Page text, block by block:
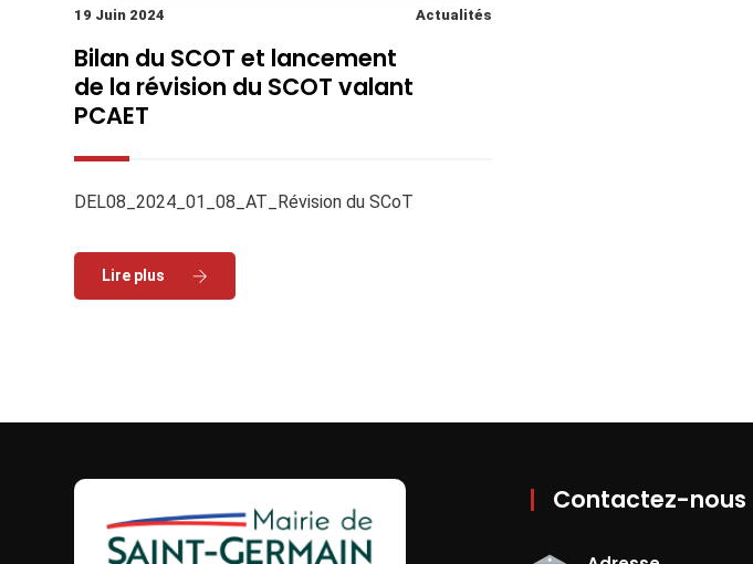
19 Juin 2024 Actualités
Bilan du SCOT et lancement
de la révision du SCOT valant
PCAET
DEL08_2024_01_08_AT_Révision du SCoT
Read More
Contactez-nous